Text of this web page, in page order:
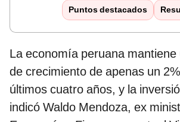
Puntos destacados
La economía peruana mantiene
de crecimiento de apenas un
últimos cuatro años, y la
indicó Waldo Mendoza, ex